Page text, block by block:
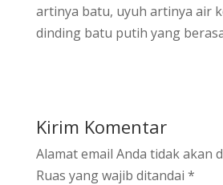
artinya batu, uyuh artinya air
dinding batu putih yang
Kirim Komentar
Alamat email Anda tidak akan
Ruas yang wajib ditandai *